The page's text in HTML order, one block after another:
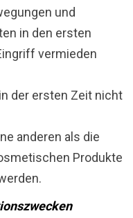
und
in den ersten
vermieden
der ersten Zeit nicht
anderen als die
Produkte